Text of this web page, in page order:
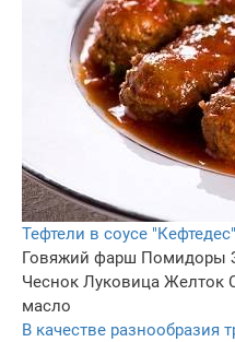
Тефтели в соусе "Кефтедес"
Говяжий фарш Помидоры
Чеснок Луковица Желток
масло
В качестве